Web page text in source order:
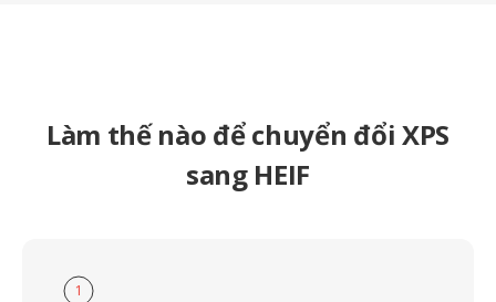
Làm thế nào để chuyển đổi XPS
sang HEIF
1